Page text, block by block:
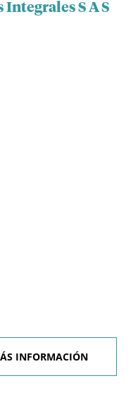
Integrales S A S
INFORMACIÓN